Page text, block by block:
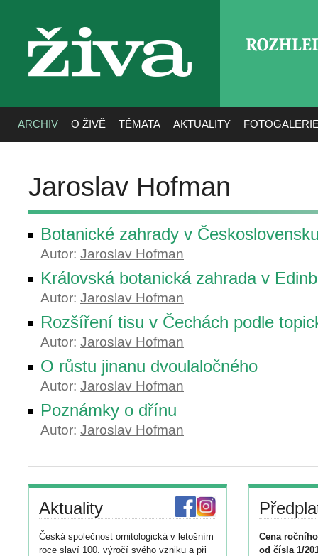
živa
ARCHIV O ŽIVĚ TÉMATA AKTUALITY
Jaroslav Hofman
Botanické zahrady v
Autor: Jaroslav Hofman
Královská botanická zahrada v
Autor: Jaroslav Hofman
Rozšíření tisu v Čechách podle
Autor: Jaroslav Hofman
O růstu jinanu dvoulaločného
Autor: Jaroslav Hofman
Poznámky o dřínu
Autor: Jaroslav Hofman
Aktuality
Česká společnost ornitologická v letošním
roce slaví 100. výročí svého vzniku a při
Cena
od čísla 1/